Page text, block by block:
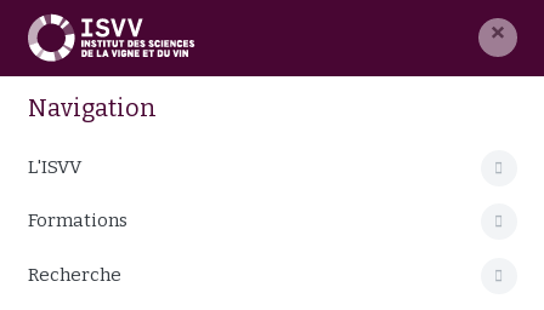
×
Navigation
L'ISVV
Formations
Recherche